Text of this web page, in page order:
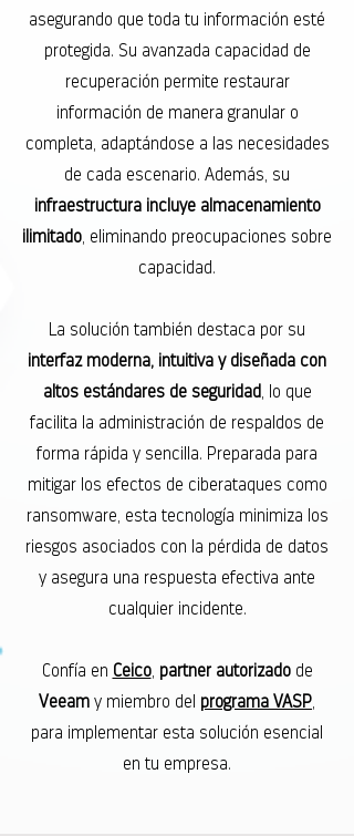
asegurando que toda tu información esté
protegida. Su avanzada capacidad de
recuperación permite restaurar
información de manera granular o
completa, adaptándose a las necesidades
de cada escenario. Además, su
infraestructura incluye almacenamiento
ilimitado, eliminando preocupaciones sobre
capacidad.
La solución también destaca por su
interfaz moderna, intuitiva y diseñada con
altos estándares de seguridad, lo que
facilita la administración de respaldos de
forma rápida y sencilla. Preparada para
mitigar los efectos de ciberataques como
ransomware, esta tecnología minimiza los
riesgos asociados con la pérdida de datos
y asegura una respuesta efectiva ante
cualquier incidente.
Confía en Ceico, partner autorizadode
Veeam y miembro del programa VASP,
para implementar esta solución esencial
en tu empresa.